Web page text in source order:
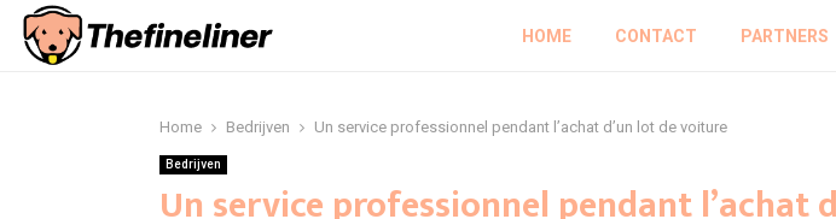
HOME CONTACT PARTNERS
Home Bedrijven Un service professionnel pendant l’achat d’un lot de voiture
Bedrijven
Un service professionnel pendant l’achat